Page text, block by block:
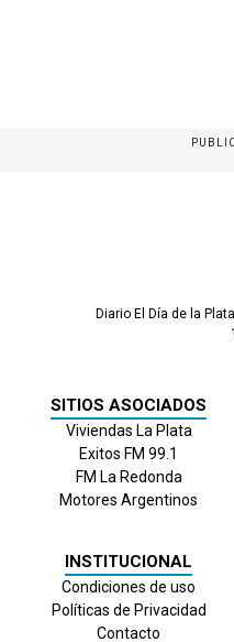
Diario El Día de la
SITIOS ASOCIADOS
Viviendas La Plata
Exitos FM 99.1
FM La Redonda
Motores Argentinos
INSTITUCIONAL
Condiciones de uso
Políticas de Privacidad
Contacto